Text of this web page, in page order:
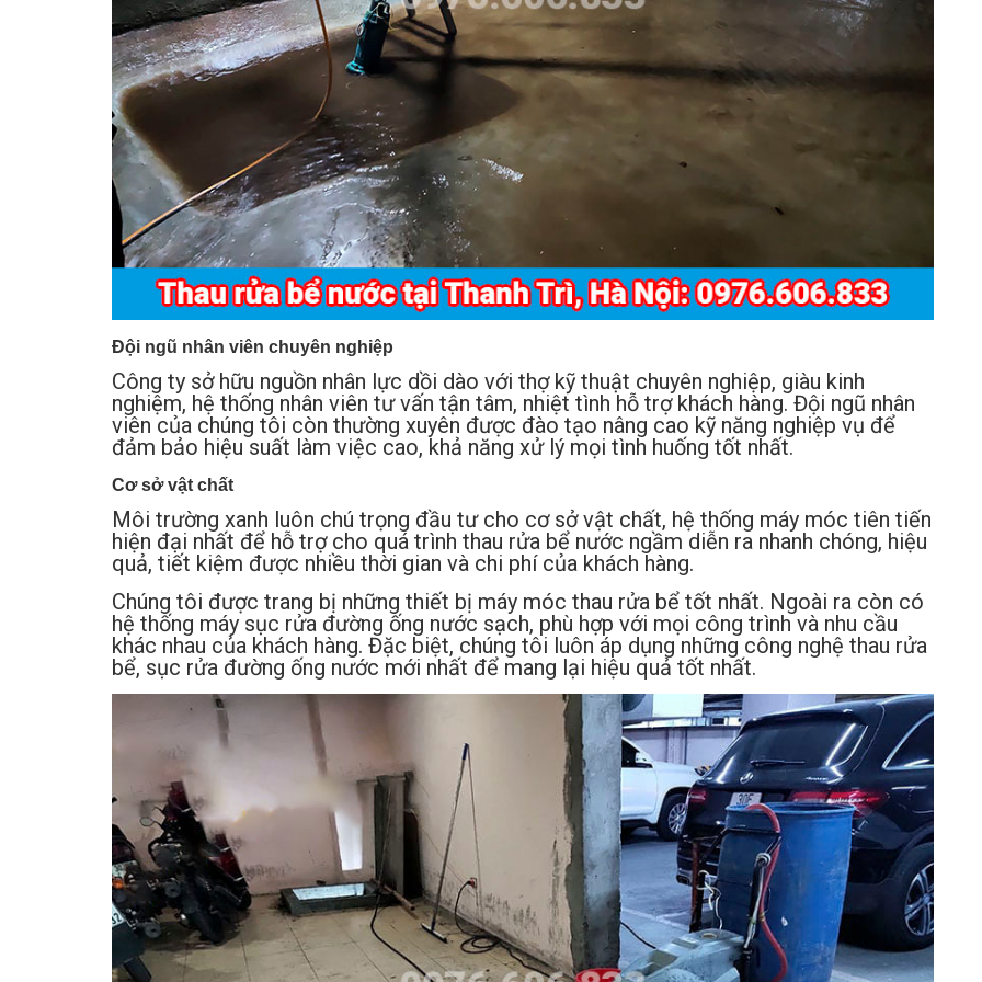
Đội ngũ nhân viên chuyên nghiệp
Công ty sở hữu nguồn nhân lực dồi dào với thợ kỹ thuật chuyên nghiệp, giàu kinh
nghiệm, hệ thống nhân viên tư vấn tận tâm, nhiệt tình hỗ trợ khách hàng. Đội ngũ nhân
viên của chúng tôi còn thường xuyên được đào tạo nâng cao kỹ năng nghiệp vụ để
đảm bảo hiệu suất làm việc cao, khả năng xử lý mọi tình huống tốt nhất.
Cơ sở vật chất
Môi trường xanh luôn chú trọng đầu tư cho cơ sở vật chất, hệ thống máy móc tiên tiến
hiện đại nhất để hỗ trợ cho quá trình thau rửa bể nước ngầm diễn ra nhanh chóng, hiệu
quả, tiết kiệm được nhiều thời gian và chi phí của khách hàng.
Chúng tôi được trang bị những thiết bị máy móc thau rửa bể tốt nhất. Ngoài ra còn có
hệ thống máy sục rửa đường ống nước sạch, phù hợp với mọi công trình và nhu cầu
khác nhau của khách hàng. Đặc biệt, chúng tôi luôn áp dụng những công nghệ thau rửa
bể, sục rửa đường ống nước mới nhất để mang lại hiệu quả tốt nhất.